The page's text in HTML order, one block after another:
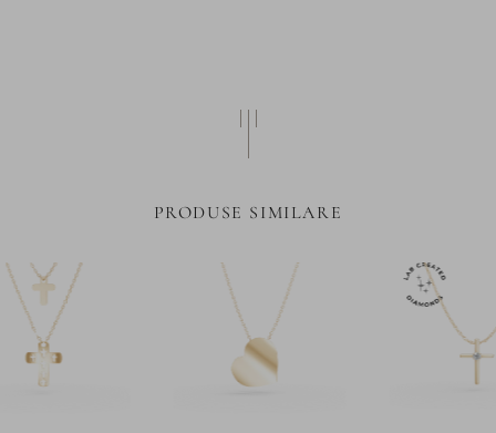
PRODUSE SIMILARE